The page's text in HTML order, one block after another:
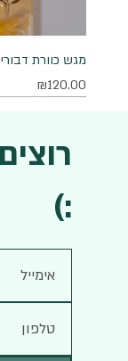
מגש כוורת
מחיר
₪120.00
:)